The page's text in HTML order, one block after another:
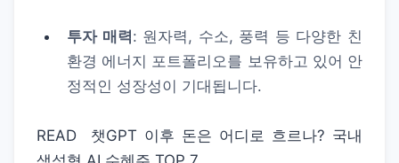
투자 매력 : 원자력, 수소, 풍력 등 다양한 친
환경 에너지 포트폴리오를 보유하고 있어 안
정적인 성장성이 기대됩니다.
READ
챗GPT 이후 돈은 어디로 흐르나? 국내